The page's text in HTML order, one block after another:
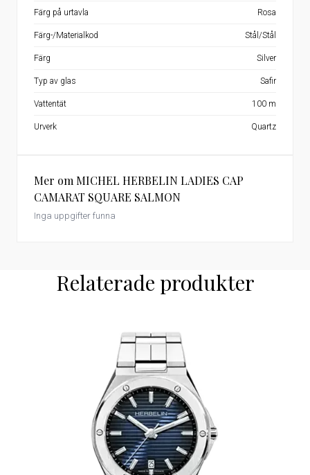
Mer om MICHEL HERBELIN LADIES CAP
CAMARAT SQUARE SALMON
Inga uppgifter funna
Färg på urtavla Rosa
Färg-/Materialkod Stål/Stål
Färg Silver
Typ av glas Safir
Vattentät 100 m
Urverk Quartz
Relaterade produkter